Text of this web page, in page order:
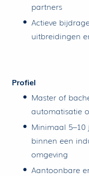
partners
Actieve
uitbreidingen
Profiel
Master of
automatisatie
Minimaal
binnen een
omgeving
Aantoonbare